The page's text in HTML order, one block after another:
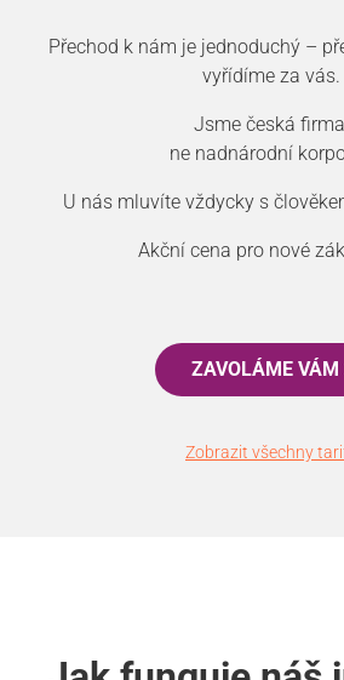
Přechod k nám je jednoduchý –
vyřídíme za vás.
Jsme česká
ne nadnárodní
U nás mluvíte vždycky s
Akční cena pro nové
ZAVOLÁME VÁM
Zobrazit všechny